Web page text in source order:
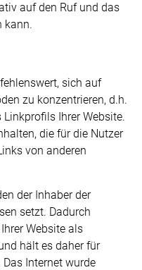
auf den Ruf und das
kann.
sich auf
zu konzentrieren, d.h.
Ihrer Website.
die für die Nutzer
von anderen
der Inhaber der
setzt. Dadurch
Website als
hält es daher für
Internet wurde